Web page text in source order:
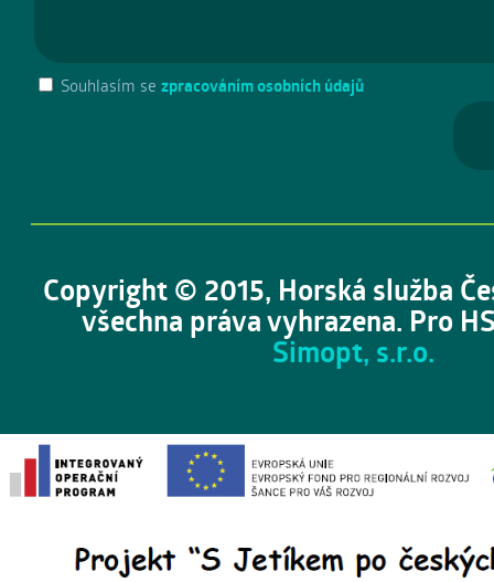
Souhlasím se zpracováním osobních údajů
Copyright © 2015, Horská služba
všechna práva vyhrazena. Pro
Simopt, s.r.o.